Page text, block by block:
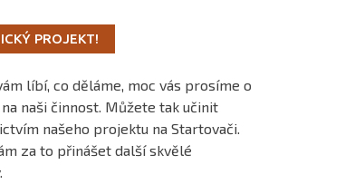
PROJEKT!
líbí, co děláme, moc vás prosíme o
naši činnost. Můžete tak učinit
našeho projektu na Startovači.
za to přinášet další skvělé